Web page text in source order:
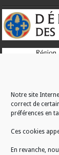
Notre site
correct de
préférences en
Ces cookies
En revanche,
RÉALISATION